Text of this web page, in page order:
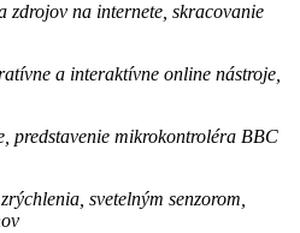
zdrojov na internete, skracovanie
a interaktívne online nástroje,
predstavenie mikrokontroléra BBC
svetelným senzorom,